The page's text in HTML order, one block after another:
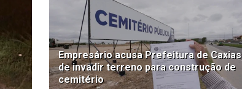
Empresário acusa Prefeitura de Caxias
de invadir terreno para construção de
cemitério